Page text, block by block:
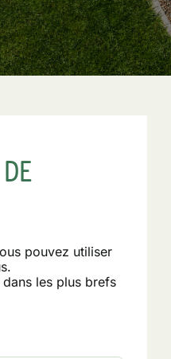
pouvez utiliser
les plus brefs